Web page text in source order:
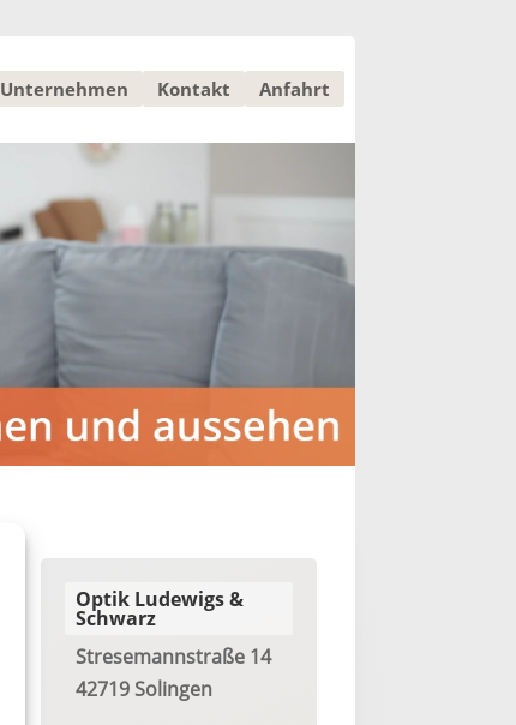
Unternehmen Kontakt Anfahrt
Optik Ludewigs &
Schwarz
Stresemannstraße 14
42719 Solingen